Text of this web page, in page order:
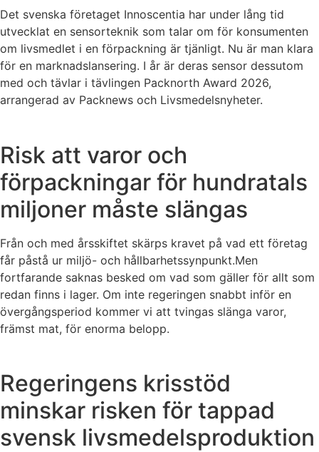
Det svenska företaget Innoscentia har under lång tid
utvecklat en sensorteknik som talar om för konsumenten
om livsmedlet i en förpackning är tjänligt. Nu är man klara
för en marknadslansering. I år är deras sensor dessutom
med och tävlar i tävlingen Packnorth Award 2026,
arrangerad av Packnews och Livsmedelsnyheter.
Risk att varor och
förpackningar för hundratals
miljoner måste slängas
Från och med årsskiftet skärps kravet på vad ett företag
får påstå ur miljö- och hållbarhetssynpunkt.Men
fortfarande saknas besked om vad som gäller för allt som
redan finns i lager. Om inte regeringen snabbt inför en
övergångsperiod kommer vi att tvingas slänga varor,
främst mat, för enorma belopp.
Regeringens krisstöd
minskar risken för tappad
svensk livsmedelsproduktion